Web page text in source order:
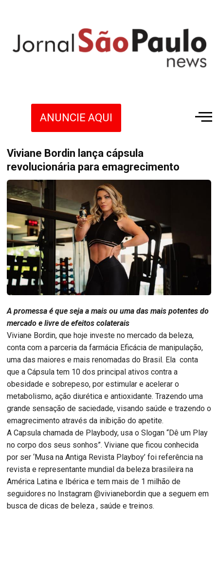
ANUNCIE AQUI
Viviane Bordin lança cápsula
revolucionária para emagrecimento
A promessa é que seja a mais ou uma das mais potentes do
mercado e livre de efeitos colaterais
Viviane Bordin, que hoje investe no mercado da beleza,
conta com a parceria da farmácia Eficácia de manipulação,
uma das maiores e mais renomadas do Brasil. Ela conta
que a Cápsula tem 10 dos principal ativos contra a
obesidade e sobrepeso, por estimular e acelerar o
metabolismo, ação diurética e antioxidante. Trazendo uma
grande sensação de saciedade, visando saúde e trazendo o
emagrecimento através da inibição do apetite.
A Capsula chamada de Playbody, usa o Slogan “Dê um Play
no corpo dos seus sonhos”. Viviane que ficou conhecida
por ser ‘Musa na Antiga Revista Playboy’ foi referência na
revista e representante mundial da beleza brasileira na
América Latina e Ibérica e tem mais de 1 milhão de
seguidores no Instagram @vivianebordin que a seguem em
busca de dicas de beleza , saúde e treinos.